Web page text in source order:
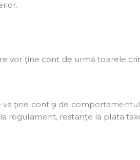
vor ţine cont de urmă toarele
va ţine cont şi de comportamentul
regulament, restanţe la plata